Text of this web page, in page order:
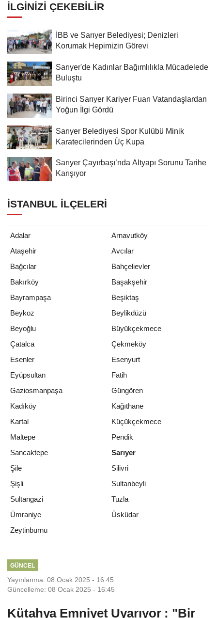
İLGINIZI ÇEKEBILIR
İBB ve Sarıyer Belediyesi; Denizleri
Korumak Hepimizin Görevi
Sarıyer'de Kadınlar Bağımlılıkla Mücadelede
Buluştu
Birinci Sarıyer Kariyer Fuarı Vatandaşlardan
Yoğun İlgi Gördü
Sarıyer Belediyesi Spor Kulübü Minik
Karatecilerinden Üç Kupa
Sarıyer Çayırbaşı’nda Altyapı Sorunu Tarihe
Karışıyor
İSTANBUL İLÇELERI
Adalar
Arnavutköy
Ataşehir
Avcılar
Bağcılar
Bahçelievler
Bakırköy
Başakşehir
Bayrampaşa
Beşiktaş
Beykoz
Beylikdüzü
Beyoğlu
Büyükçekmece
Çatalca
Çekmeköy
Esenler
Esenyurt
Eyüpsultan
Fatih
Gaziosmanpaşa
Güngören
Kadıköy
Kağıthane
Kartal
Küçükçekmece
Maltepe
Pendik
Sancaktepe
Sarıyer
Şile
Silivri
Şişli
Sultanbeyli
Sultangazi
Tuzla
Ümraniye
Üsküdar
Zeytinburnu
GÜNCEL
Yayınlanma: 08 Ocak 2025 - 16:45
Güncelleme: 08 Ocak 2025 - 16:45
Kütahya Emniyet Uyarıyor : "Bir